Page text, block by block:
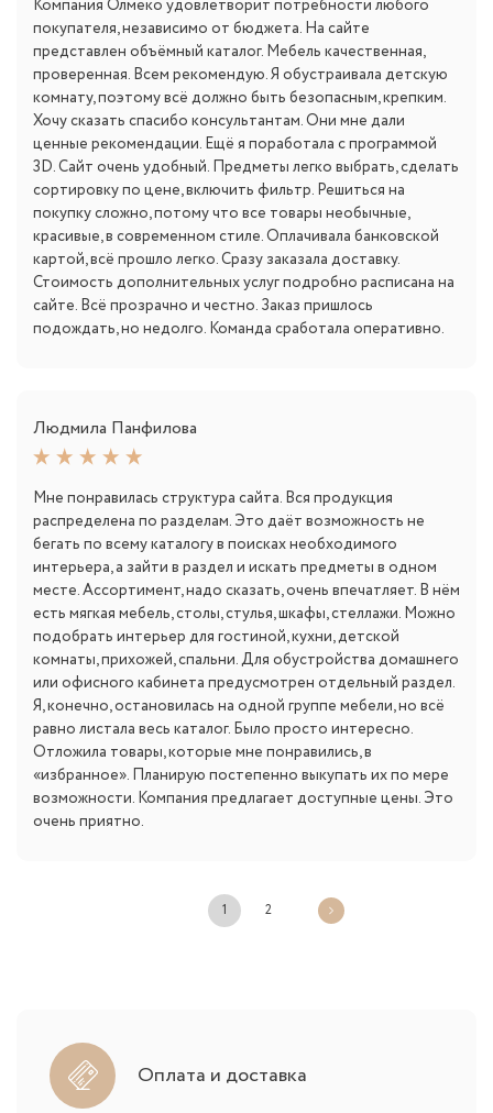
Компания Олмеко удовлетворит потребности любого
покупателя, независимо от бюджета. На сайте
представлен объёмный каталог. Мебель качественная,
проверенная. Всем рекомендую. Я обустраивала детскую
комнату, поэтому всё должно быть безопасным, крепким.
Хочу сказать спасибо консультантам. Они мне дали
ценные рекомендации. Ещё я поработала с программой
3D. Сайт очень удобный. Предметы легко выбрать, сделать
сортировку по цене, включить фильтр. Решиться на
покупку сложно, потому что все товары необычные,
красивые, в современном стиле. Оплачивала банковской
картой, всё прошло легко. Сразу заказала доставку.
Стоимость дополнительных услуг подробно расписана на
сайте. Всё прозрачно и честно. Заказ пришлось
подождать, но недолго. Команда сработала оперативно.
Людмила Панфилова
Мне понравилась структура сайта. Вся продукция
распределена по разделам. Это даёт возможность не
бегать по всему каталогу в поисках необходимого
интерьера, а зайти в раздел и искать предметы в одном
месте. Ассортимент, надо сказать, очень впечатляет. В нём
есть мягкая мебель, столы, стулья, шкафы, стеллажи. Можно
подобрать интерьер для гостиной, кухни, детской
комнаты, прихожей, спальни. Для обустройства домашнего
или офисного кабинета предусмотрен отдельный раздел.
Я, конечно, остановилась на одной группе мебели, но всё
равно листала весь каталог. Было просто интересно.
Отложила товары, которые мне понравились, в
«избранное». Планирую постепенно выкупать их по мере
возможности. Компания предлагает доступные цены. Это
очень приятно.
1 2
Оплата и доставка